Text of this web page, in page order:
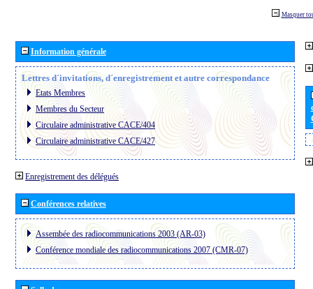
Masquer
Information générale
Lettres d´invitations, d´enregistrement et autre correspondance
Etats Membres
Membres du Secteur
Circulaire administrative CACE/404
Circulaire administrative CACE/427
Enregistrement des délégués
Conférences relatives
Assembée des radiocommunications 2003 (AR-03)
Conférence mondiale des radiocommunications 2007 (CMR-07)